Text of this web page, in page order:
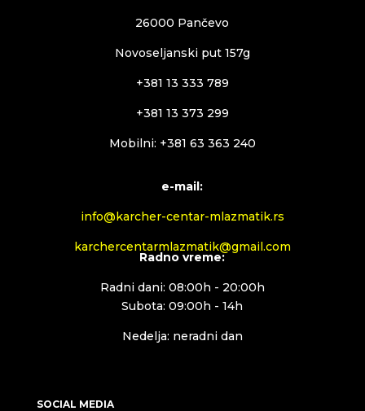
26000 Pančevo
Novoseljanski put 157g
+381 13 333 789
+381 13 373 299
Mobilni: +381 63 363 240
e-mail:
info@karcher-centar-mlazmatik.rs
karchercentarmlazmatik@gmail.com
Radno vreme:
Radni dani: 08:00h - 20:00h
Subota: 09:00h - 14h
Nedelja: neradni dan
SOCIAL MEDIA